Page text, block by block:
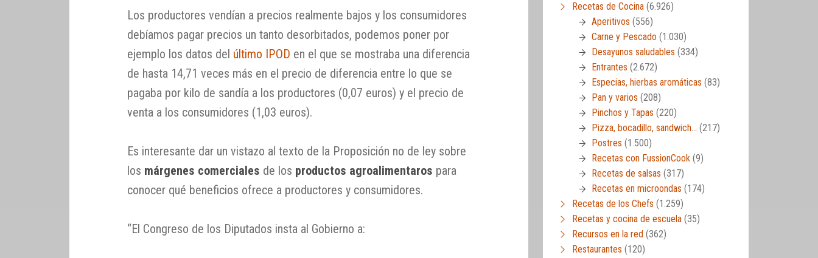
Los productores vendían a precios realmente bajos y los consumidores
debíamos pagar precios un tanto desorbitados, podemos poner por
ejemplo los datos del último IPOD en el que se mostraba una diferencia
de hasta 14,71 veces más en el precio de diferencia entre lo que se
pagaba por kilo de sandía a los productores (0,07 euros) y el precio de
venta a los consumidores (1,03 euros).
Es interesante dar un vistazo al texto de la Proposición no de ley sobre
los márgenes comerciales de los productos agroalimentaros para
conocer qué beneficios ofrece a productores y consumidores.
“El Congreso de los Diputados insta al Gobierno a:
Recetas de Cocina (6.926)
Aperitivos (556)
Carne y Pescado (1.030)
Desayunos saludables (334)
Entrantes (2.672)
Especias, hierbas aromáticas (83)
Pan y varios (208)
Pinchos y Tapas (220)
Pizza, bocadillo, sandwich… (217)
Postres (1.500)
Recetas con FussionCook (9)
Recetas de salsas (317)
Recetas en microondas (174)
Recetas de los Chefs (1.259)
Recetas y cocina de escuela (35)
Recursos en la red (362)
Restaurantes (120)